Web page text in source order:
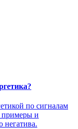
по сигналам
примеры и
негатива.